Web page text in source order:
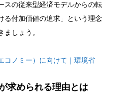
スの従来型経済モデルからの転
る付加価値の追求」という理念
しょう。
コノミー）に向けて｜環境省
求められる理由とは